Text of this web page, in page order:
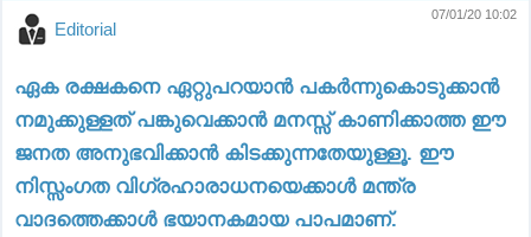
Editorial
07/01/20 10:02
ഏക രക്ഷകനെ ഏറ്റുപറയാൻ പകർന്നുകൊടുക്കാൻ
നമുക്കുള്ളത് പങ്കുവെക്കാൻ മനസ്സ് കാണിക്കാത്ത ഈ
ജനത അനുഭവിക്കാൻ കിടക്കുന്നതേയുള്ളൂ. ഈ
നിസ്സംഗത വിഗ്രഹാരാധനയെക്കാൾ മന്ത്ര
വാദത്തെക്കാൾ ഭയാനകമായ പാപമാണ്.